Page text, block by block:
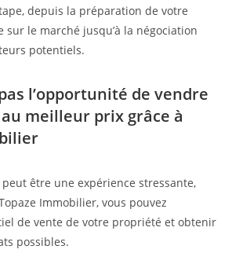
depuis la préparation de votre
sur le marché jusqu’à la négociation
potentiels.
l’opportunité de vendre
meilleur prix grâce à
être une expérience stressante,
Immobilier, vous pouvez
de vente de votre propriété et obtenir
possibles.